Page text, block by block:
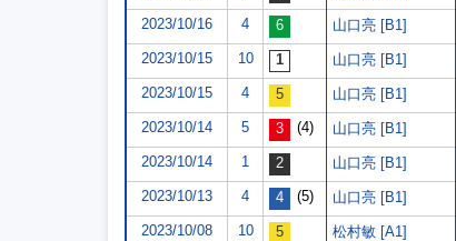
2023/10/16 4 山口亮 [B1]
2023/10/15 10 山口亮 [B1]
2023/10/15 4 山口亮 [B1]
2023/10/14 5 (4) 山口亮 [B1]
2023/10/14 1 山口亮 [B1]
2023/10/13 4 (5) 山口亮 [B1]
2023/10/08 10 松村敏 [A1]